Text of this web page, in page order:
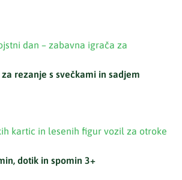
rezanje s svečkami in sadjem
dotik in spomin 3+